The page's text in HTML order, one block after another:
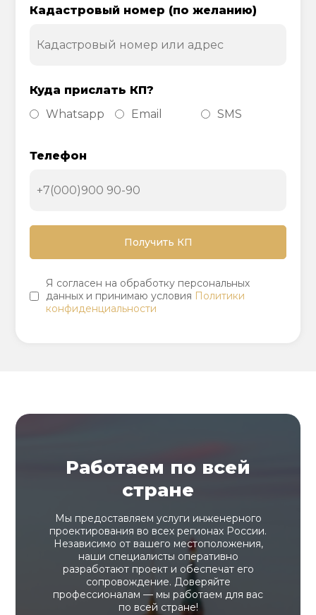
Кадастровый номер (по желанию)
Куда прислать КП?
Whatsapp
Email SMS
Телефон
Я согласен на обработку персональных
данных и принимаю условия Политики
конфиденциальности
Работаем по всей
стране
Мы предоставляем услуги инженерного
проектирования во всех регионах России.
Независимо от вашего местоположения,
наши специалисты оперативно
разработают проект и обеспечат его
сопровождение. Доверяйте
профессионалам — мы работаем для вас
по всей стране!